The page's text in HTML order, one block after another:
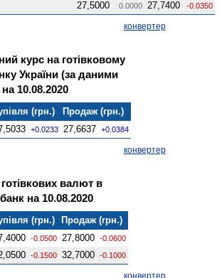
27,5000 0.0000 27,7400 -0.0350
конвертер
курс на готівковому
України (за даними
10.08.2020
(грн.)
Продаж (грн.)
+0.0233 27,6637 +0.0384
конвертер
валют в
на 10.08.2020
(грн.)
Продаж (грн.)
-0.0500 27,8000 -0.0600
-0.1500 32,7000 -0.1000
конвертер